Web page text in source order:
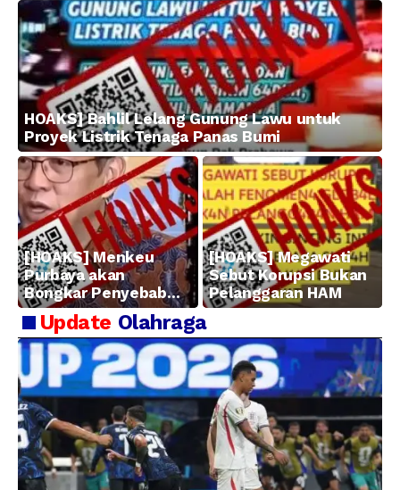
HOAKS] Bahlil Lelang Gunung Lawu untuk
Proyek Listrik Tenaga Panas Bumi
[HOAKS] Menkeu
Purbaya akan
Bongkar Penyebab
Kerugian BUMN
[HOAKS] Megawati
Sebut Korupsi Bukan
Pelanggaran HAM
Update Olahraga